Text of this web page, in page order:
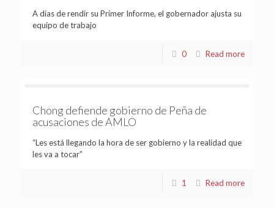
A días de rendir su Primer Informe, el gobernador ajusta su
equipo de trabajo
0 Read more
Chong defiende gobierno de Peña de
acusaciones de AMLO
“Les está llegando la hora de ser gobierno y la realidad que
les va a tocar”
1 Read more